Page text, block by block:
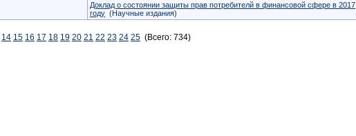
Доклад о состоянии защиты прав потребителй в финансовой сфере в 2017
году (Научные издания)
14 15 16 17 18 19 20 21 22 23 24 25 (Всего: 734)